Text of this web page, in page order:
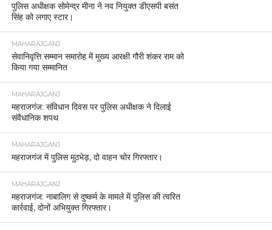
पुलिस अधीक्षक सोमेन्द्र मीना ने नव नियुक्त डीएसपी बसंत
सिंह को लगाए स्टार।
MAHARAJGANJ
सेवानिवृत्ति सम्मान समारोह में मुख्य आरक्षी गौरी शंकर राम को
किया गया सम्मानित
MAHARAJGANJ
महराजगंज: संविधान दिवस पर पुलिस अधीक्षक ने दिलाई
संवैधानिक शपथ
MAHARAJGANJ
महराजगंज में पुलिस मुठभेड़, दो वाहन चोर गिरफ्तार।
MAHARAJGANJ
महराजगंज: नाबालिग से दुष्कर्म के मामले में पुलिस की त्वरित
कार्रवाई, दोनों अभियुक्त गिरफ्तार।